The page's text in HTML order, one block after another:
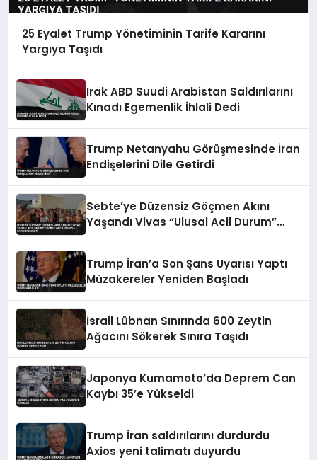
25 Eyalet Trump Yönetiminin Tarife Kararını
Yargıya Taşıdı
Irak ABD Suudi Arabistan Saldırılarını
Kınadı Egemenlik İhlali Dedi
Trump Netanyahu Görüşmesinde İran
Endişelerini Dile Getirdi
Sebte’ye Düzensiz Göçmen Akını
Yaşandı Vivas “Ulusal Acil Durum”
Trump İran’a Son Şans Uyarısı Yaptı
Müzakereler Yeniden Başladı
İsrail Lübnan Sınırında 600 Zeytin
Ağacını Sökerek Sınıra Taşıdı
Japonya Kumamoto’da Deprem Can
Kaybı 35’e Yükseldi
Trump İran saldırılarını durdurdu
Axios yeni talimatı duyurdu